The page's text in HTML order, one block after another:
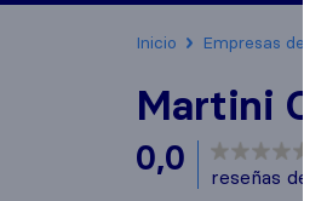
Inicio Empresas de
Martini
0,0
reseñas de